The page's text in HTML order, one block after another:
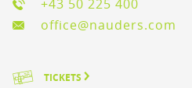
+43 50 225 400
office@nauders.com
TICKETS